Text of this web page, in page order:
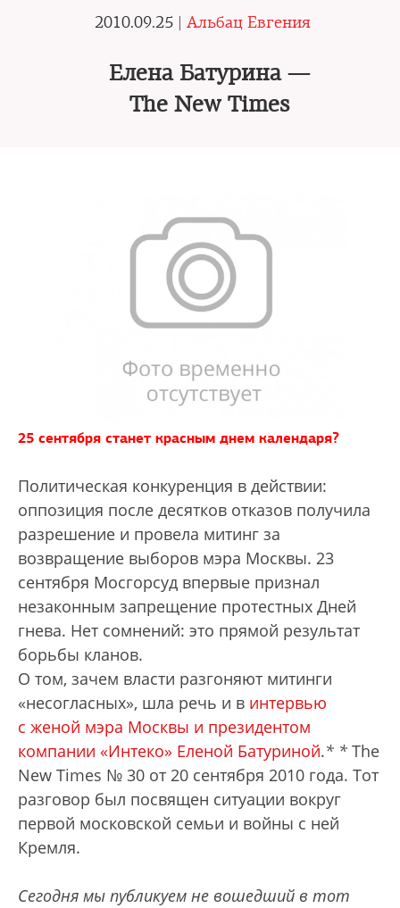
2010.09.25 | Альбац Евгения
Елена Батурина —
The New Times
25 сентября станет красным днем календаря?
Политическая конкуренция в действии:
оппозиция после десятков отказов получила
разрешение и провела митинг за
возвращение выборов мэра Москвы. 23
сентября Мосгорсуд впервые признал
незаконным запрещение протестных Дней
гнева. Нет сомнений: это прямой результат
борьбы кланов.
О том, зачем власти разгоняют митинги
«несогласных», шла речь и в интервью
с женой мэра Москвы и президентом
компании «Интеко» Еленой Батуриной.* * The
New Times № 30 от 20 сентяб­ря 2010 года. Тот
разговор был посвящен ситуации вокруг
первой московской семьи и войны с ней
Кремля.
Сегодня мы публикуем не вошедший в тот